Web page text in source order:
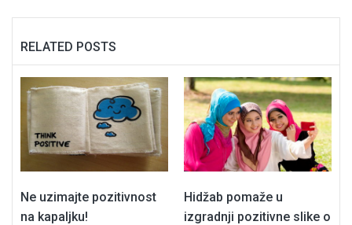
RELATED POSTS
Ne uzimajte pozitivnost
na kapaljku!
Hidžab pomaže u
izgradnji pozitivne slike o